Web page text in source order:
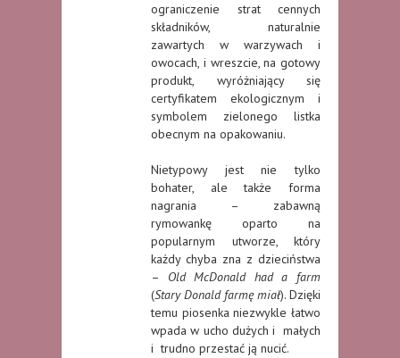
ograniczenie strat cennych
składników, naturalnie
zawartych w warzywach i
owocach, i wreszcie, na gotowy
produkt, wyróżniający się
certyfikatem ekologicznym i
symbolem zielonego listka
obecnym na opakowaniu.
Nietypowy jest nie tylko
bohater, ale także forma
nagrania – zabawną
rymowankę oparto na
popularnym utworze, który
każdy chyba zna z dzieciństwa
– Old McDonald had a farm
(Stary Donald farmę miał). Dzięki
temu piosenka niezwykle łatwo
wpada w ucho dużych i małych
i trudno przestać ją nucić.